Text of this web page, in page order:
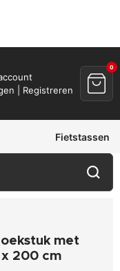
| Registreren
0
Fietstassen
met
200 cm